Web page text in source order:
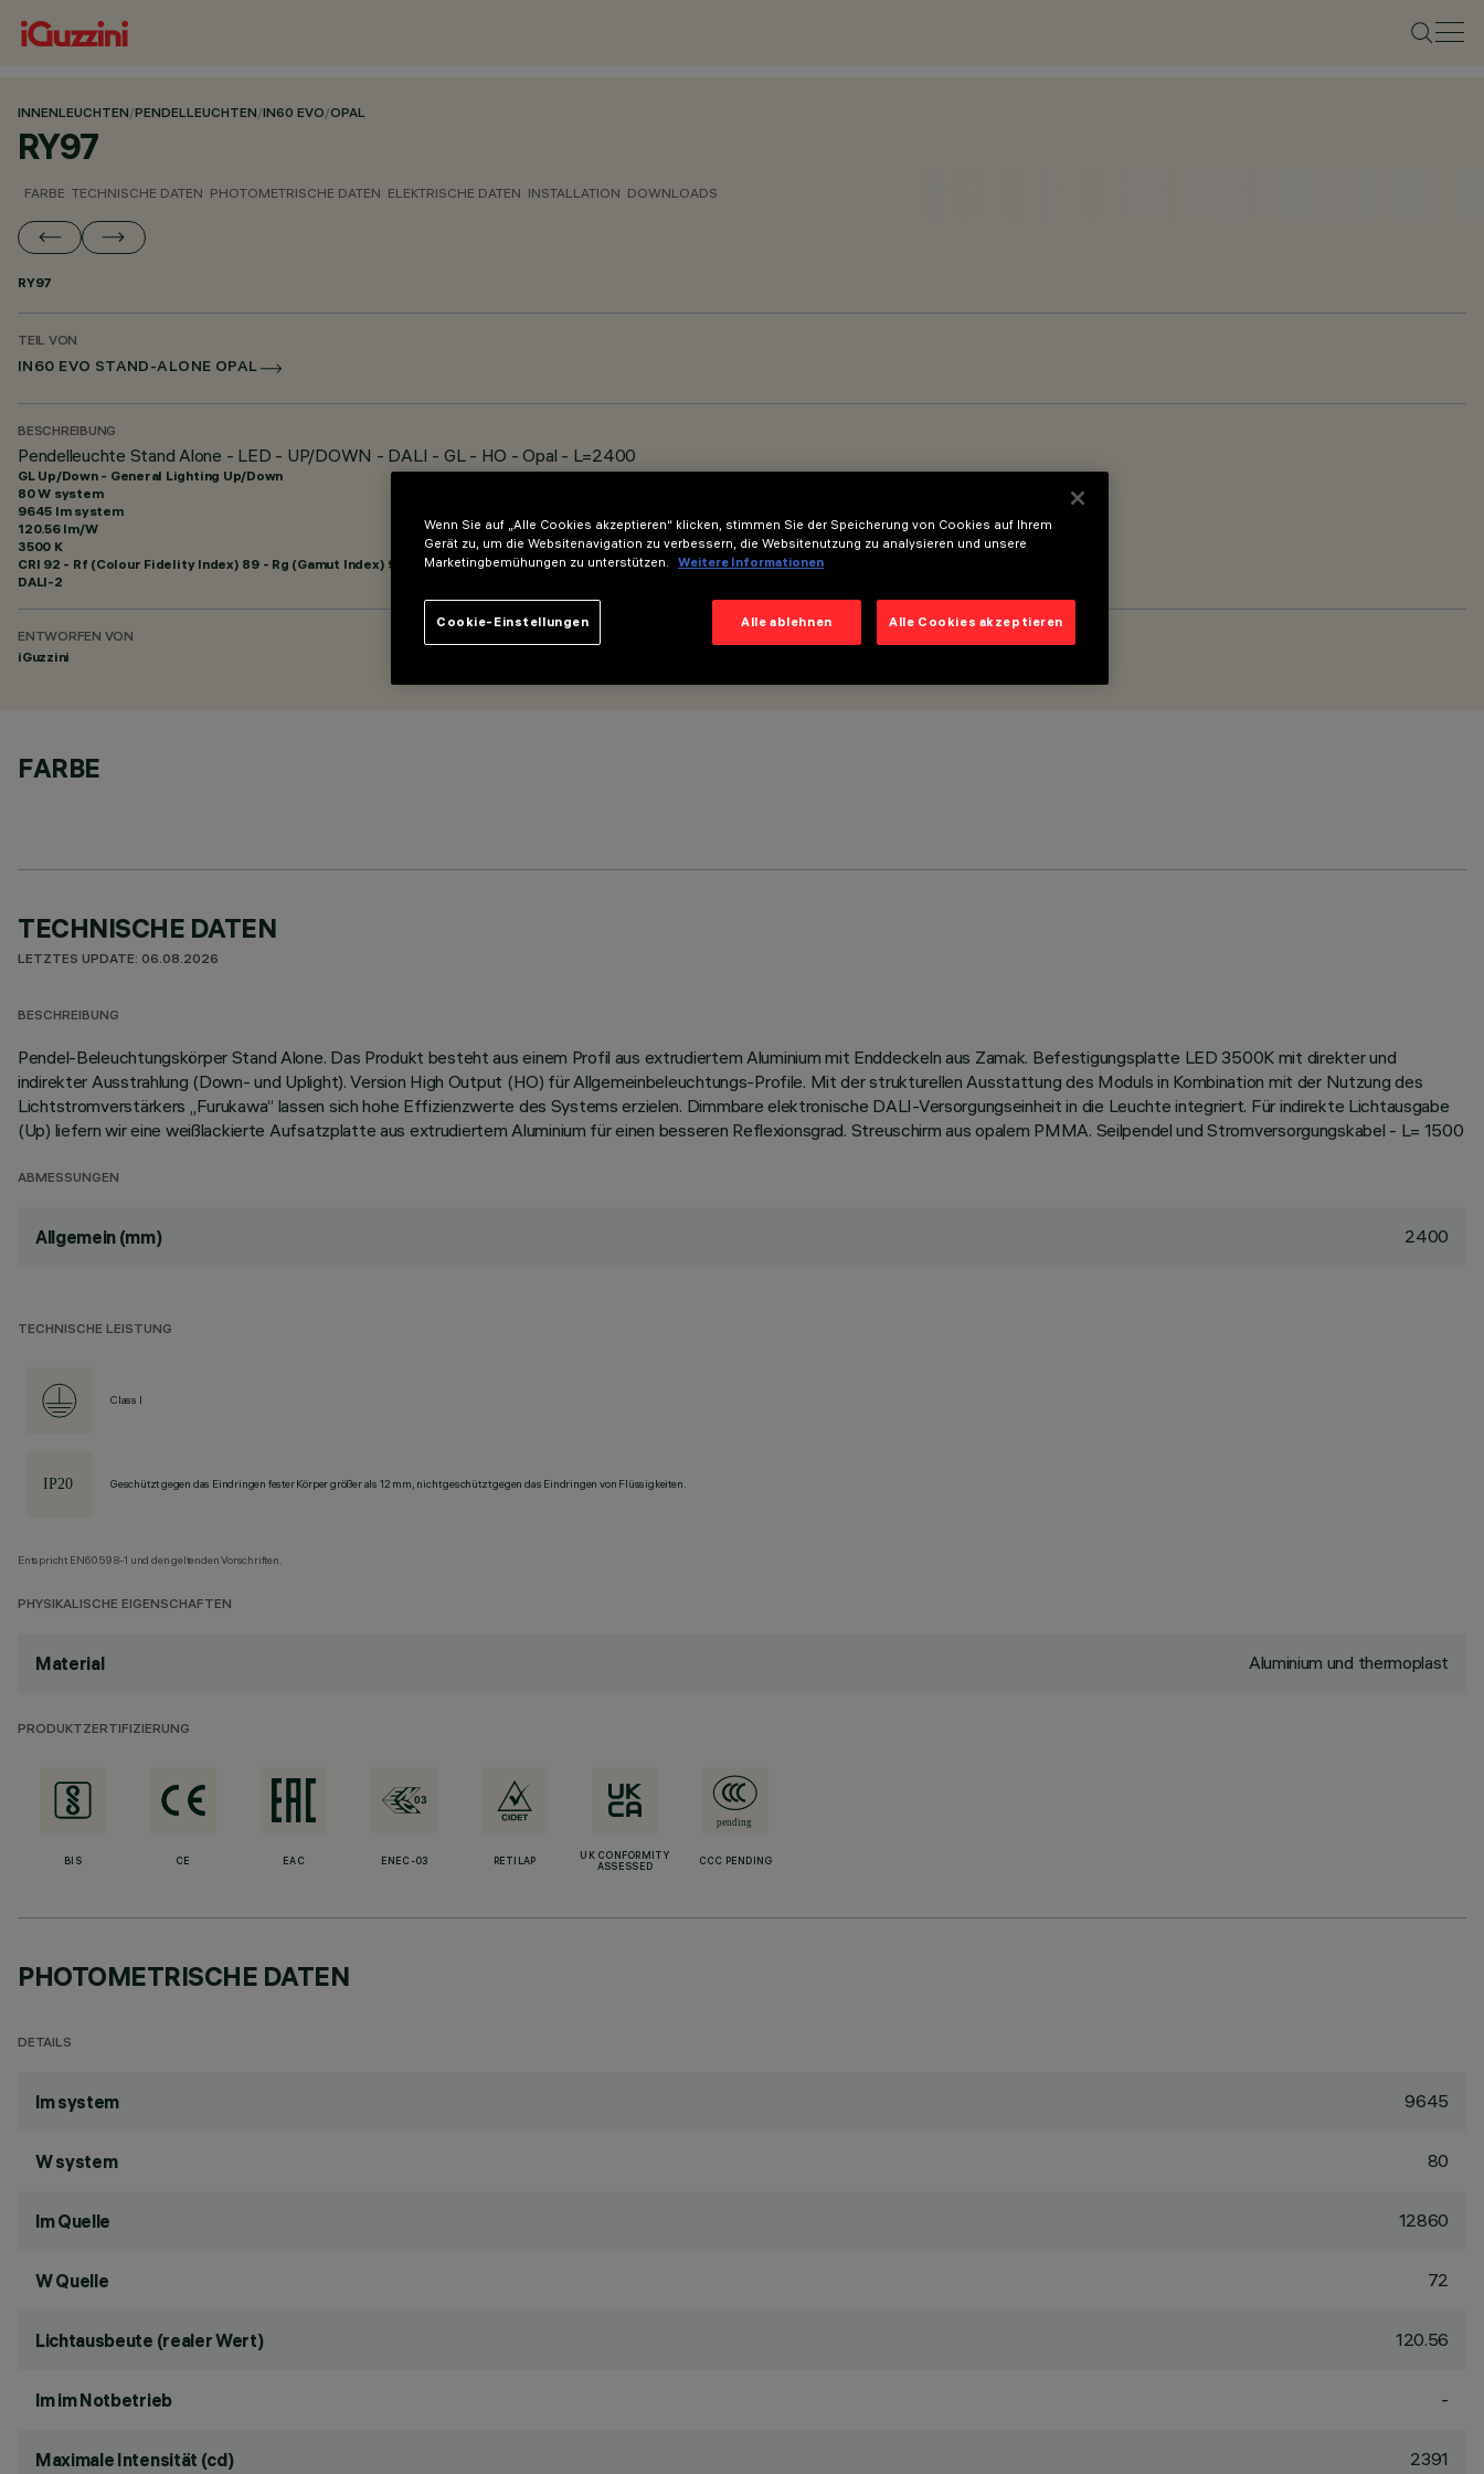
INNENLEUCHTEN/PENDELLEUCHTEN/IN60 EVO/OPAL
RY97
FARBE TECHNISCHE DATEN PHOTOMETRISCHE DATEN ELEKTRISCHE DATEN INSTALLATION DOWNLOADS
RY97
TEIL VON
IN60 EVO STAND-ALONE OPAL
BESCHREIBUNG
Pendelleuchte Stand Alone - LED - UP/DOWN - DALI - GL - HO - Opal - L=2400
GL Up/Down - General Lighting Up/Down
80 W system
9645 lm system
120.56 lm/W
3500 K
CRI 92 - Rf (Colour Fidelity Index) 89 - Rg (Gamut Index) 95
DALI-2
ENTWORFEN VON
iGuzzini
FARBE
TECHNISCHE DATEN
LETZTES UPDATE: 06.08.2026
BESCHREIBUNG
Pendel-Beleuchtungskörper Stand Alone. Das Produkt besteht aus einem Profil aus extrudiertem Aluminium mit Enddeckeln aus Zamak. Befestigungsplatte LED 3500K mit direkter und
indirekter Ausstrahlung (Down- und Uplight). Version High Output (HO) für Allgemeinbeleuchtungs-Profile. Mit der strukturellen Ausstattung des Moduls in Kombination mit der Nutzung des
Lichtstromverstärkers „Furukawa“ lassen sich hohe Effizienzwerte des Systems erzielen. Dimmbare elektronische DALI-Versorgungseinheit in die Leuchte integriert. Für indirekte Lichtausgabe
(Up) liefern wir eine weißlackierte Aufsatzplatte aus extrudiertem Aluminium für einen besseren Reflexionsgrad. Streuschirm aus opalem PMMA. Seilpendel und Stromversorgungskabel - L= 1500
ABMESSUNGEN
Allgemein (mm) 2400
TECHNISCHE LEISTUNG
Class I
Geschützt gegen das Eindringen fester Körper größer als 12 mm, nicht geschützt gegen das Eindringen von Flüssigkeiten.
Entspricht EN60598-1 und den geltenden Vorschriften.
PHYSIKALISCHE EIGENSCHAFTEN
Material Aluminium und thermoplast
PRODUKTZERTIFIZIERUNG
BIS CE EAC ENEC-03 RETILAP
UK CONFORMITY
ASSESSED
CCC PENDING
PHOTOMETRISCHE DATEN
DETAILS
lm system 9645
W system 80
lm Quelle 12860
W Quelle 72
Lichtausbeute (realer Wert) 120.56
lm im Notbetrieb -
Maximale Intensität (cd) 2391
Wenn Sie auf „Alle Cookies akzeptieren“ klicken, stimmen Sie der Speicherung von Cookies auf Ihrem
Gerät zu, um die Websitenavigation zu verbessern, die Websitenutzung zu analysieren und unsere
Marketingbemühungen zu unterstützen.
Weitere Informationen
Alle ablehnen Alle Cookies akzeptieren
Cookie-Einstellungen